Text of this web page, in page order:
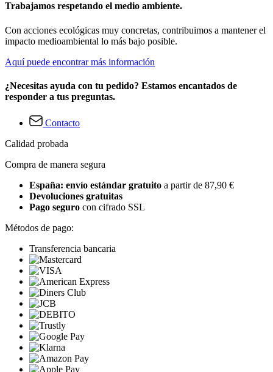
Trabajamos respetando el medio ambiente.
Con acciones ecológicas muy concretas, contribuimos a mantener el
impacto medioambiental lo más bajo posible.
Aquí puede encontrar más información
¿Necesitas ayuda con tu pedido? Estamos encantados de
responder a tus preguntas.
Contacto
Calidad probada
Compra de manera segura
España: envío estándar gratuito a partir de 87,90 €
Devoluciones gratuitas
Pago seguro con cifrado SSL
Métodos de pago:
Transferencia bancaria